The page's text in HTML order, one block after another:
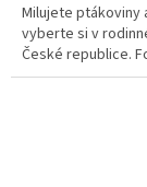
Milujete ptákoviny
vyberte si v
České republice.